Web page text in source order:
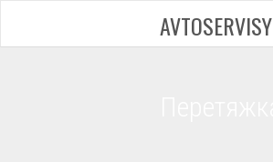
AVTOSERVISY